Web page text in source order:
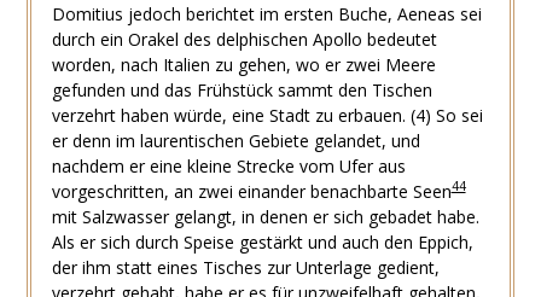
Domitius jedoch berichtet im ersten Buche, Aeneas sei
durch ein Orakel des delphischen Apollo bedeutet
worden, nach Italien zu gehen, wo er zwei Meere
gefunden und das Frühstück sammt den Tischen
verzehrt haben würde, eine Stadt zu erbauen. (4) So sei
er denn im laurentischen Gebiete gelandet, und
nachdem er eine kleine Strecke vom Ufer aus
vorgeschritten, an zwei einander benachbarte Seen44
mit Salzwasser gelangt, in denen er sich gebadet habe.
Als er sich durch Speise gestärkt und auch den Eppich,
der ihm statt eines Tisches zur Unterlage gedient,
verzehrt gehabt, habe er es für unzweifelhaft gehalten,